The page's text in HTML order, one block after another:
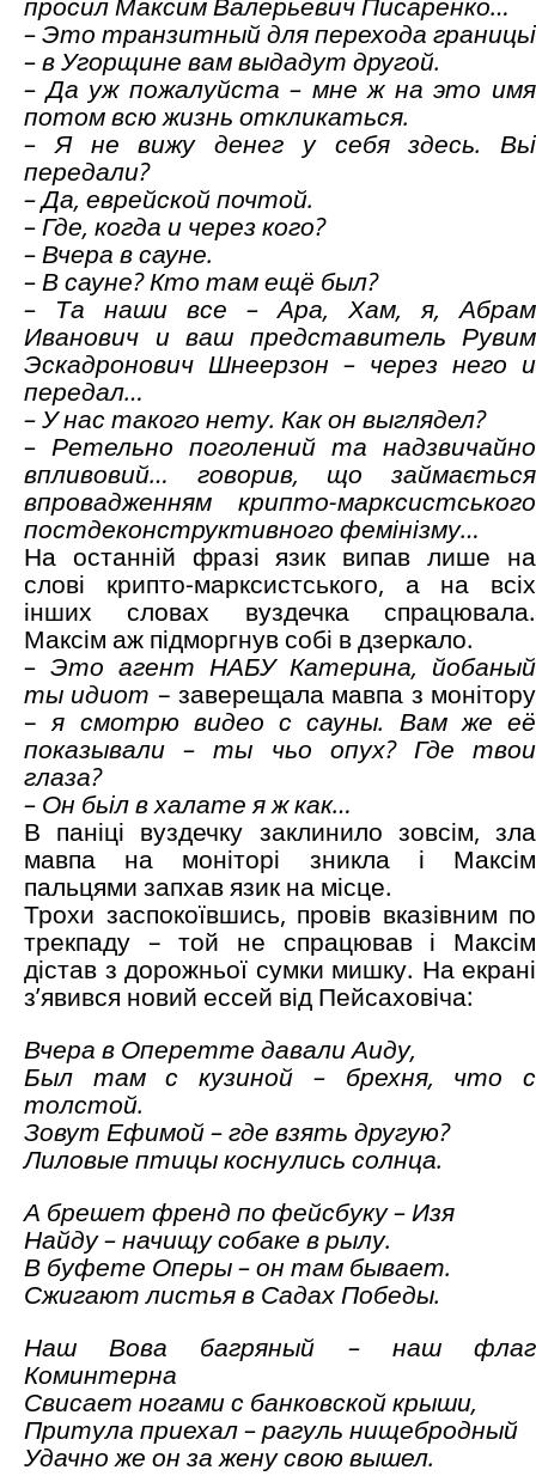
– Это транзитный для перехода границьі
– в Угорщине вам выдадут другой.
– Да уж пожалуйста – мне ж на это имя
потом всю жизнь откликаться.
– Я не вижу денег у себя здесь. Вьі
передали?
– Да, еврейской почтой.
– Где, когда и через кого?
– Вчера в сауне.
– В сауне? Кто там ещё был?
– Та наши все –Ара, Хам, я, Абрам
Иванович и ваш представитель Рувим
Эскадронович Шнеерзон – через него и
передал…
– У нас такого нету. Как он выглядел?
– Ретельно поголений та надзвичайно
впливовий… говорив, що займається
впровадженням крипто-марксистського
постдеконструктивного фемінізму…
На останній фразі язик випав лише на
слові крипто-марксистського, а на всіх
інших словах вуздечка спрацювала.
Максім аж підморгнув собі в дзеркало.
– Это агент НАБУ Катерина, йобаный
ты идиот – заверещала мавпа з монітору
–я смотрю видео с сауны. Вам же её
показывали – ты чьо опух? Где твои
глаза?
– Он бьіл в халате я ж как…
В паніці вуздечку заклинило зовсім, зла
мавпа на моніторі зникла і Максім
пальцями запхав язик на місце.
Трохи заспокоївшись, провів вказівним по
трекпаду – той не спрацював і Максім
дістав з дорожньої сумки мишку. На екрані
з’явився новий ессей від Пейсаховіча:
Вчера в Оперетте давали Аиду,
Был там с кузиной – брехня, что с
толстой.
Зовут Ефимой – где взять другую?
Лиловые птицы коснулись солнца.
А брешет френд по фейсбуку – Изя
Найду – начищу собаке в рылу.
В буфете Оперы – он там бывает.
Сжигают листья в Садах Победы.
Наш Вова багряный – наш флаг
Коминтерна
Свисает ногами с банковской крыши,
Притула приехал – рагуль нищебродный
Удачно же он за жену свою вышел.